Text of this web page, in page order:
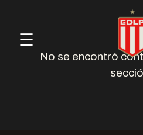
☰
No se encontró